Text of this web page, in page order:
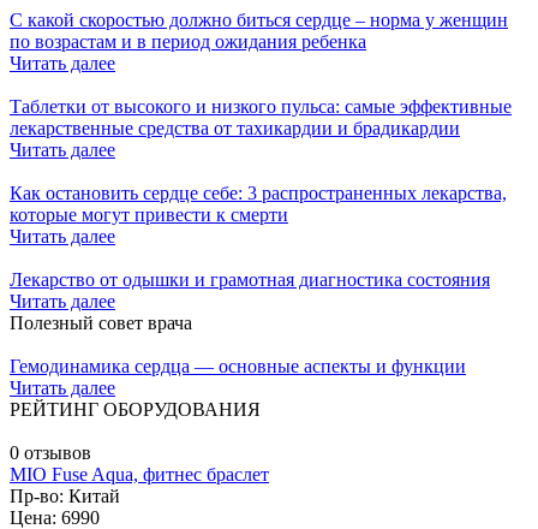
С какой скоростью должно биться сердце – норма у женщин
по возрастам и в период ожидания ребенка
Читать далее
Таблетки от высокого и низкого пульса: самые эффективные
лекарственные средства от тахикардии и брадикардии
Читать далее
Как остановить сердце себе: 3 распространенных лекарства,
которые могут привести к смерти
Читать далее
Лекарство от одышки и грамотная диагностика состояния
Читать далее
Полезный совет врача
Гемодинамика сердца — основные аспекты и функции
Читать далее
РЕЙТИНГ ОБОРУДОВАНИЯ
0 отзывов
MIO Fuse Aqua, фитнес браслет
Пр-во: Китай
Цена: 6990